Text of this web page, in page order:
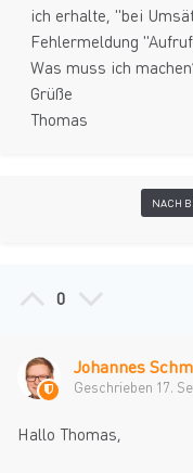
ich erhalte, "bei
Fehlermeldung
Was muss ich
Grüße
Thomas
NACH
0
Johannes
Geschrieben 17.
Hallo Thomas,